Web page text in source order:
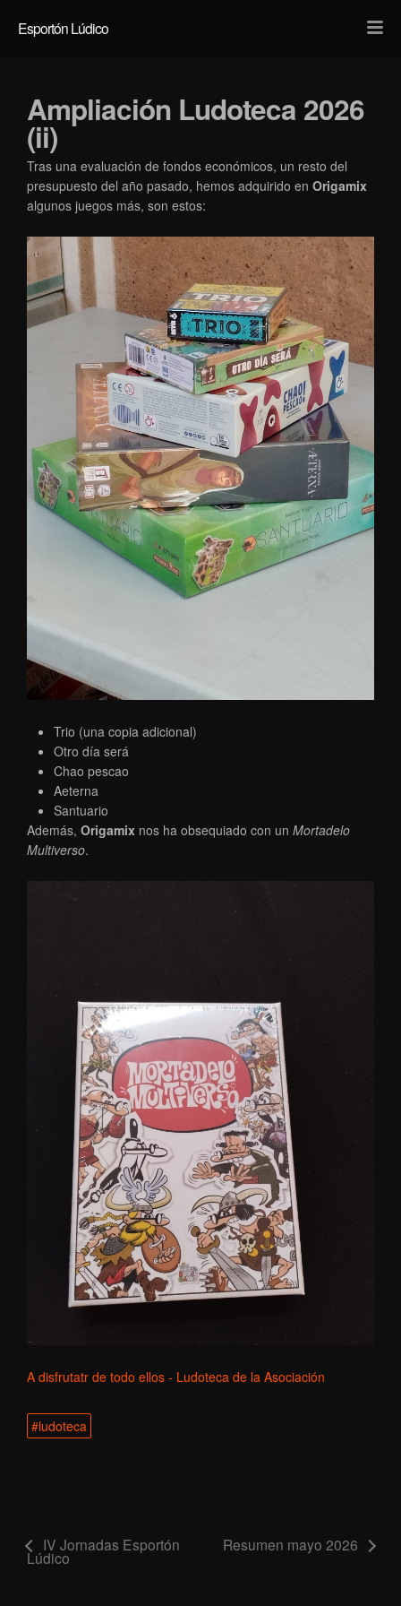
Esportón Lúdico Dark
Ampliación Ludoteca 2026
(ii)
Tras una evaluación de fondos económicos, un resto del
presupuesto del año pasado, hemos adquirido en Origamix
algunos juegos más, son estos:
Trio (una copia adicional)
Otro día será
Chao pescao
Aeterna
Santuario
Además, Origamix nos ha obsequiado con un Mortadelo
Multiverso.
A disfrutatr de todo ellos - Ludoteca de la Asociación
#ludoteca
IV Jornadas Esportón
Lúdico
Resumen mayo 2026